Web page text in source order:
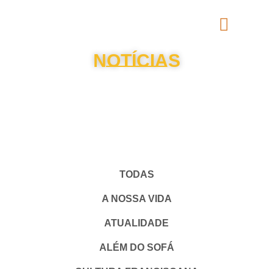
NOTÍCIAS
TODAS
A NOSSA VIDA
ATUALIDADE
ALÉM DO SOFÁ